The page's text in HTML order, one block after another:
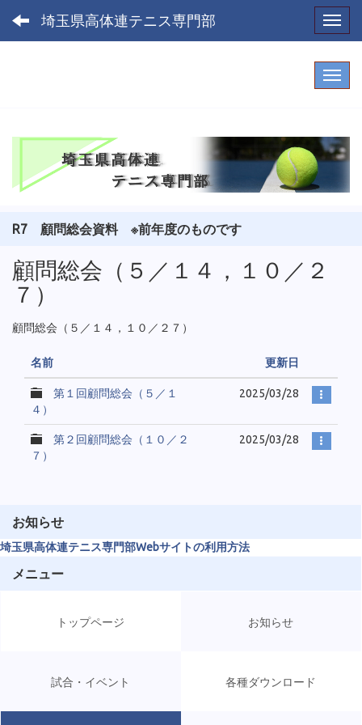
埼玉県高体連テニス専門部
R7 顧問総会資料 ※前年度のものです
顧問総会（５／１４，１０／２
７）
顧問総会（５／１４，１０／２７）
名前 更新日
第１回顧問総会（５／１
４）
2025/03/28
第２回顧問総会（１０／２
７）
2025/03/28
お知らせ
埼玉県高体連テニス専門部Webサイトの利用方法
メニュー
トップページ お知らせ
試合・イベント 各種ダウンロード